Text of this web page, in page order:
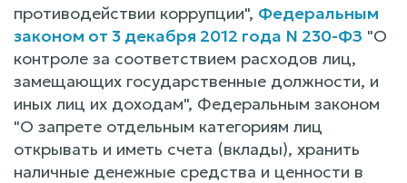
противодействии коррупции", Федеральным
законом от 3 декабря 2012 года N 230-ФЗ "О
контроле за соответствием расходов лиц,
замещающих государственные должности, и
иных лиц их доходам", Федеральным законом
"О запрете отдельным категориям лиц
открывать и иметь счета (вклады), хранить
наличные денежные средства и ценности в